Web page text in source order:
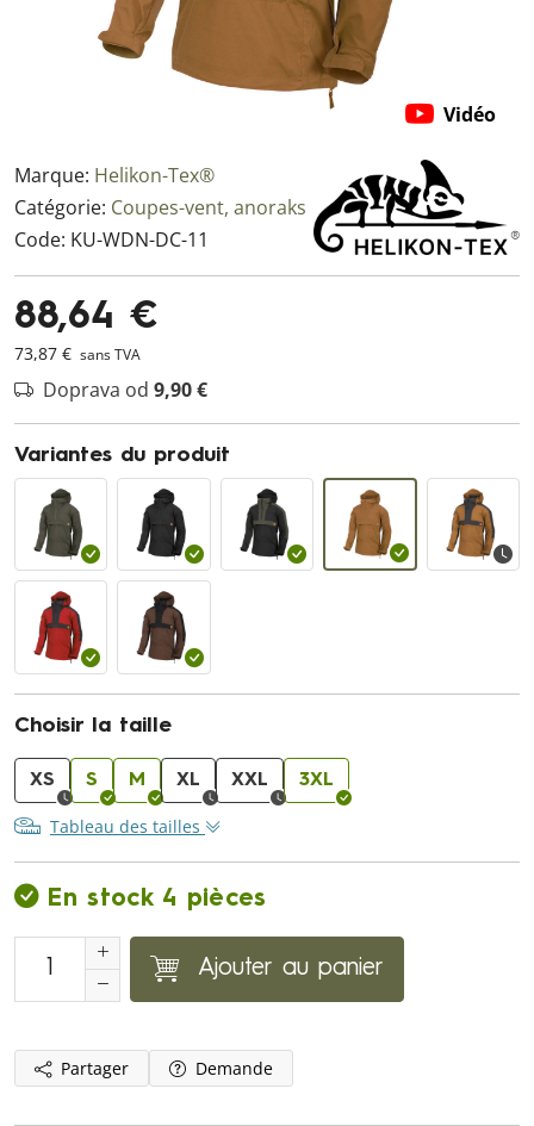
Vidéo
Marque: Helikon-Tex®
Catégorie: Coupes-vent, anoraks
Code: KU-WDN-DC-11
88,64 €
73,87 € sans TVA
Doprava od 9,90 €
Variantes du produit
Choisir la taille
XS S M XL XXL 3XL
Tableau des tailles
En stock 4 pièces
Ajouter au panier
Partager Demande